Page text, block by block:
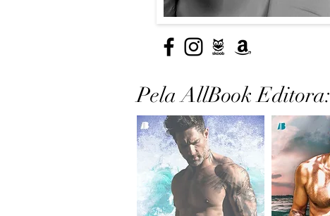
Pela AllBook Editora: